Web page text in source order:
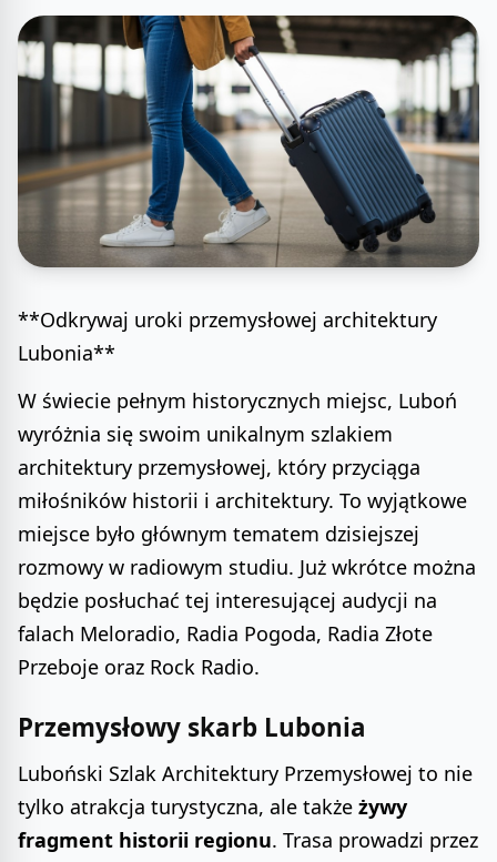
**Odkrywaj uroki przemysłowej architektury
Lubonia**
W świecie pełnym historycznych miejsc, Luboń
wyróżnia się swoim unikalnym szlakiem
architektury przemysłowej, który przyciąga
miłośników historii i architektury. To wyjątkowe
miejsce było głównym tematem dzisiejszej
rozmowy w radiowym studiu. Już wkrótce można
będzie posłuchać tej interesującej audycji na
falach Meloradio, Radia Pogoda, Radia Złote
Przeboje oraz Rock Radio.
Przemysłowy skarb Lubonia
Luboński Szlak Architektury Przemysłowej to nie
tylko atrakcja turystyczna, ale także żywy
fragment historii regionu. Trasa prowadzi przez